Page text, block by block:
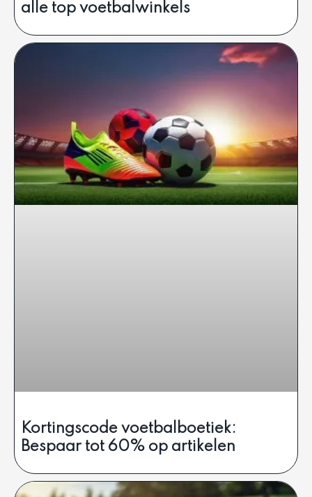
alle top voetbalwinkels
Kortingscode voetbalboetiek:
Bespaar tot 60% op artikelen